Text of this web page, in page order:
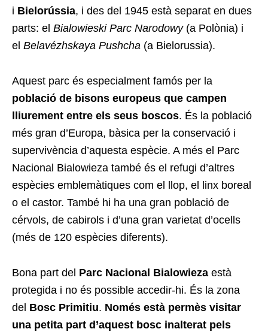
i Bielorússia, i des del 1945 està separat en dues
parts: el Bialowieski Parc Narodowy(a Polònia) i
el Belavézhskaya Pushcha (a Bielorussia).
Aquest parc és especialment famós per la
població de bisons europeus que campen
lliurement entre els seus boscos. És la població
més gran d’Europa, bàsica per la conservació i
supervivència d’aquesta espècie. A més el Parc
Nacional Bialowieza també és el refugi d’altres
espècies emblemàtiques com el llop, el linx boreal
o el castor. També hi ha una gran població de
cérvols, de cabirols i d’una gran varietat d’ocells
(més de 120 espècies diferents).
Bona part del Parc Nacional Bialowieza està
protegida i no és possible accedir-hi. És la zona
del Bosc Primitiu. Només està permès visitar
una petita part d’aquest bosc inalterat pels